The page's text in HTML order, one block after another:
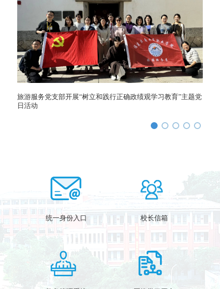
旅游服务党支部开展“树立和践行正确政绩观学习教育”主题党
日活动
统一身份入口 校长信箱